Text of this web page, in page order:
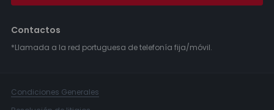
Contactos
*Llamada a la red portuguesa de telefonía fija/móvil.
Condiciones Generales